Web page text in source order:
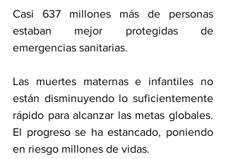
Casi 637 millones más de personas
estaban mejor protegidas de
emergencias sanitarias.
Las muertes maternas e infantiles no
están disminuyendo lo suficientemente
rápido para alcanzar las metas globales.
El progreso se ha estancado, poniendo
en riesgo millones de vidas.